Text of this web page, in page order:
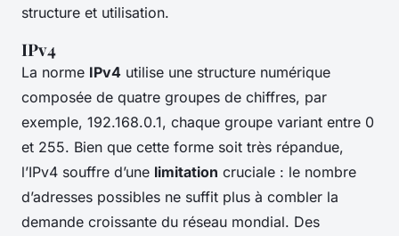
structure et utilisation.
IPv4
La norme IPv4 utilise une structure numérique
composée de quatre groupes de chiffres, par
exemple, 192.168.0.1, chaque groupe variant entre 0
et 255. Bien que cette forme soit très répandue,
l’IPv4 souffre d’une limitation cruciale : le nombre
d’adresses possibles ne suffit plus à combler la
demande croissante du réseau mondial. Des